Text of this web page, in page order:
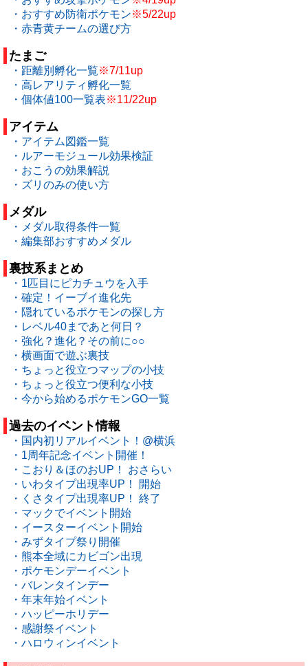
・おすすめ防衛ポケモン※5/22up
・赤青黄チームの選び方
たまご
・距離別孵化一覧※7/11up
・高レアリティ孵化一覧
・個体値100一覧表※11/22up
アイテム
・アイテム図鑑一覧
・ルアーモジュール効果検証
・おこうの効果解説
・ズリのみの使い方
メダル
・メダル取得条件一覧
・編集部おすすめメダル
裏技系まとめ
・1匹目にピカチュウを入手
・確定！イーブイ進化先
・隠れているポケモンの探し方
・レベル40まであと何日？
・強化？進化？その前に○○
・横画面で遊ぶ裏技
・ちょっと役立つマップの小技
・ちょっと役立つ便利な小技
・今から始めるポケモンGO一覧
過去のイベント情報
・国内初リアルイベント！@横浜
・1周年記念イベント開催！
・こおり＆ほのおUP！ おさらい
・いわタイプ出現率UP！ 開始
・くさタイプ出現率UP！ 終了
・マックでイベント開始
・イースターイベント開始
・みずタイプ祭り開催
・熊本全域にカビゴン出現
・ポケモンデーイベント
・バレンタインデー
・年末年始イベント
・ハッピーホリデー
・感謝祭イベント
・ハロウィンイベント